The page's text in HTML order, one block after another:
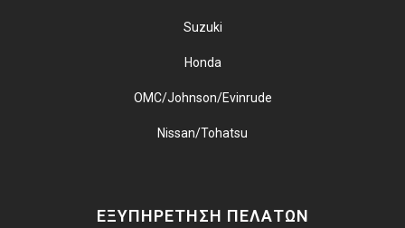
Suzuki
Honda
OMC/Johnson/Evinrude
Nissan/Tohatsu
ΕΞΥΠΗΡΕΤΗΣΗ ΠΕΛΑΤΩΝ